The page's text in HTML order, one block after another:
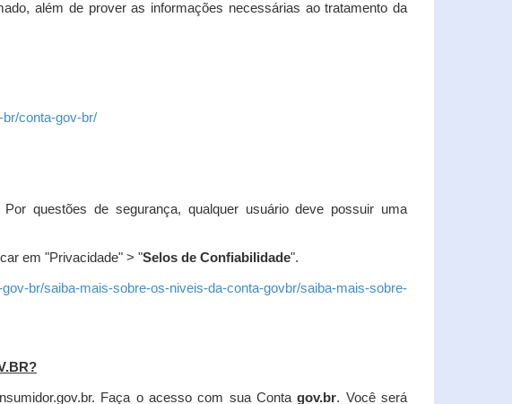
além de prover as informações necessárias ao tratamento da
br/conta-gov-br/
questões de segurança, qualquer usuário deve possuir uma
em "Privacidade" > "Selos de Confiabilidade".
br/saiba-mais-sobre-os-niveis-da-conta-govbr/saiba-mais-sobre-
Faça o acesso com sua Contagov.br. Você será